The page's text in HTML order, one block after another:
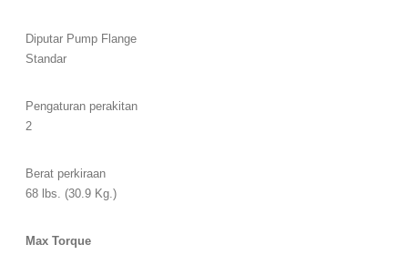
Diputar Pump Flange
Standar
Pengaturan perakitan
2
Berat perkiraan
68 lbs. (30.9 Kg.)
Max Torque